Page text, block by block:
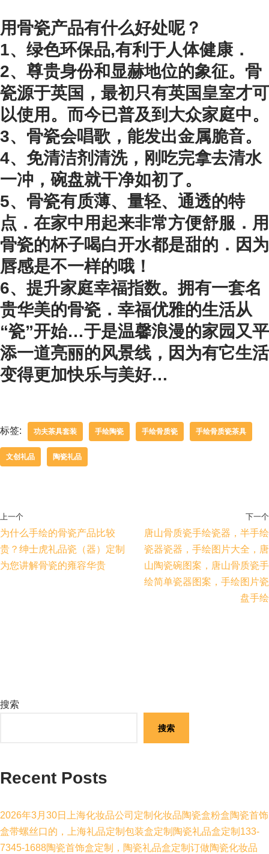
用骨瓷产品有什么好处呢？
1、绿色环保品,有利于人体健康．
2、尊贵身份和显赫地位的象征。骨
瓷源于英国，最初只有英国皇室才可
以使用。而今已普及到大众家庭中。
3、骨瓷会唱歌，能发出金属脆音。
4、免清洁剂清洗，刚吃完拿去清水
一冲，碗盘就干净如初了。
5、骨瓷有质薄、量轻、通透的特
点．在家中用起来非常方便舒服．用
骨瓷的杯子喝白开水都是甜的．因为
唇感是不一样的哦！
6、提升家庭幸福指数。拥有一套名
贵华美的骨瓷．幸福优雅的生活从
“瓷”开始…于是温馨浪漫的家园又平
添一道亮丽的风景线，因为有它生活
变得更加快乐与美好…
标签: 功夫茶具套装 手绘陶瓷 手绘骨质瓷 手绘骨质瓷茶具
文创礼品 陶瓷礼品
上一个
为什么手绘的骨瓷产品比较
贵？绅士虎礼品瓷（器）定制
为您讲解骨瓷的雍容华贵
下一个
唐山骨质瓷手绘瓷器，半手绘
瓷器瓷器，手绘图片大全，唐
山陶瓷碗图案，唐山骨质瓷手
绘简单瓷器图案，手绘图片瓷
盘手绘
搜索
搜索
Recent Posts
2026年3月30日上海化妆品公司定制化妆品陶瓷盒粉盒陶瓷首饰
盒带螺丝口的，上海礼品定制包装盒定制陶瓷礼品盒定制133-
7345-1688陶瓷首饰盒定制，陶瓷礼品盒定制订做陶瓷化妆品